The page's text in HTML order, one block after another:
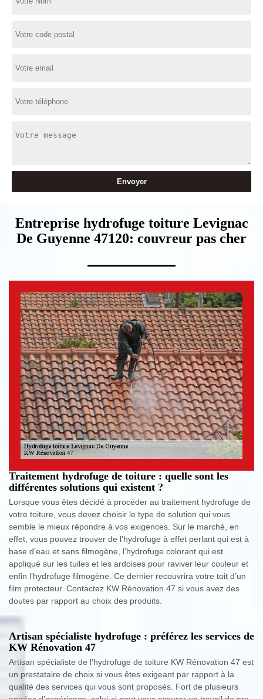
Entreprise hydrofuge toiture Levignac
De Guyenne 47120: couvreur pas cher
Traitement hydrofuge de toiture : quelle sont les
différentes solutions qui existent ?
Lorsque vous êtes décidé à procéder au traitement hydrofuge de
votre toiture, vous devez choisir le type de solution qui vous
semble le mieux répondre à vos exigences. Sur le marché, en
effet, vous pouvez trouver de l’hydrofuge à effet perlant qui est à
base d’eau et sans filmogène, l’hydrofuge colorant qui est
appliqué sur les tuiles et les ardoises pour raviver leur couleur et
enfin l’hydrofuge filmogène. Ce dernier recouvrira votre toit d’un
film protecteur. Contactez KW Rénovation 47 si vous avez des
doutes par rapport au choix des produits.
Artisan spécialiste hydrofuge : préférez les services de
KW Rénovation 47
Artisan spécialiste de l’hydrofuge de toiture KW Rénovation 47 est
un prestataire de choix si vous êtes exigeant par rapport à la
qualité des services qui vous sont proposés. Fort de plusieurs